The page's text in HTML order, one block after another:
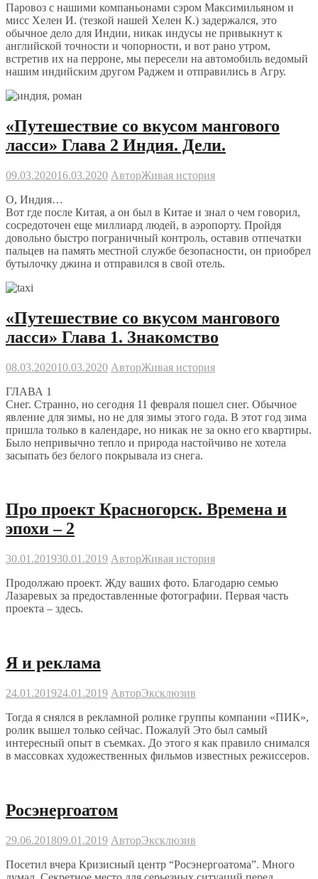
Паровоз с нашими компаньонами сэром Максимильяном и
мисс Хелен И. (тезкой нашей Хелен К.) задержался, это
обычное дело для Индии, никак индусы не привыкнут к
английской точности и чопорности, и вот рано утром,
встретив их на перроне, мы пересели на автомобиль ведомый
нашим индийским другом Раджем и отправились в Агру.
«Путешествие со вкусом мангового
ласси» Глава 2 Индия. Дели.
09.03.202016.03.2020 АвторЖивая история
О, Индия…
Вот где после Китая, а он был в Китае и знал о чем говорил,
сосредоточен еще миллиард людей, в аэропорту. Пройдя
довольно быстро пограничный контроль, оставив отпечатки
пальцев на память местной службе безопасности, он приобрел
бутылочку джина и отправился в свой отель.
«Путешествие со вкусом мангового
ласси» Глава 1. Знакомство
08.03.202010.03.2020 АвторЖивая история
ГЛАВА 1
Снег. Странно, но сегодня 11 февраля пошел снег. Обычное
явление для зимы, но не для зимы этого года. В этот год зима
пришла только в календаре, но никак не за окно его квартиры.
Было непривычно тепло и природа настойчиво не хотела
засыпать без белого покрывала из снега.
Про проект Красногорск. Времена и
эпохи – 2
30.01.201930.01.2019 АвторЖивая история
Продолжаю проект. Жду ваших фото. Благодарю семью
Лазаревых за предоставленные фотографии. Первая часть
проекта – здесь.
Я и реклама
24.01.201924.01.2019 АвторЭксклюзив
Тогда я снялся в рекламной ролике группы компании «ПИК»,
ролик вышел только сейчас. Пожалуй Это был самый
интересный опыт в съемках. До этого я как правило снимался
в массовках художественных фильмов известных режиссеров.
Росэнергоатом
29.06.201809.01.2019 АвторЭксклюзив
Посетил вчера Кризисный центр “Росэнергоатома”. Много